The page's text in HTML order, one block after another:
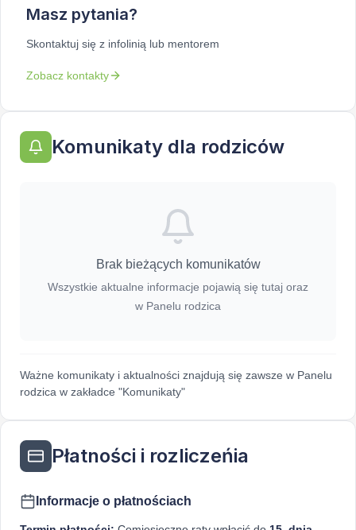
Masz pytania?
Skontaktuj się z infolinią lub mentorem
Zobacz kontakty
Komunikaty dla rodziców
Brak bieżących komunikatów
Wszystkie aktualne informacje pojawią się tutaj oraz
w Panelu rodzica
Ważne komunikaty i aktualności znajdują się zawsze w Panelu
rodzica w zakładce "Komunikaty"
Płatności i rozliczeńia
Informacje o płatnościach